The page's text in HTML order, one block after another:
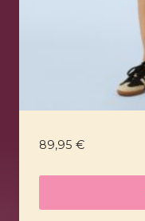
89,95 €